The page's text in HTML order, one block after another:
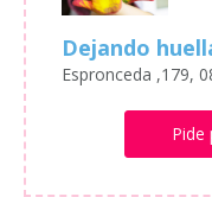
Dejando
Espronceda ,179,
Pide